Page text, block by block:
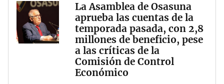
La Asamblea de Osasuna
aprueba las cuentas de la
temporada pasada, con 2,8
millones de beneficio, pese
a las críticas de la
Comisión de Control
Económico